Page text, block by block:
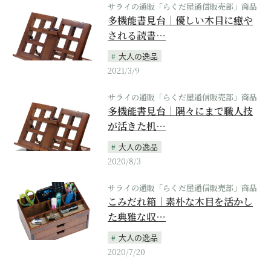
サライの通販「らくだ屋通信販売部」商品
多機能書見台｜優しい木目に癒や
される読書…
大人の逸品
2021/3/9
サライの通販「らくだ屋通信販売部」商品
多機能書見台｜隅々にまで職人技
が活きた机…
大人の逸品
2020/8/3
サライの通販「らくだ屋通信販売部」商品
こみだれ箱｜素朴な木目を活かし
た典雅な収…
大人の逸品
2020/7/20